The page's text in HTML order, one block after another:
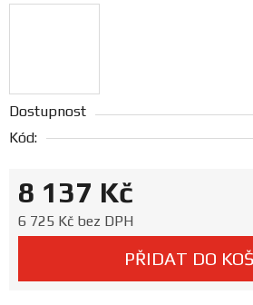
Ceníky
a
katalogy
Prodejny
Dostupnost
Kód:
8 137 Kč
6 725 Kč bez DPH
PŘIDAT DO